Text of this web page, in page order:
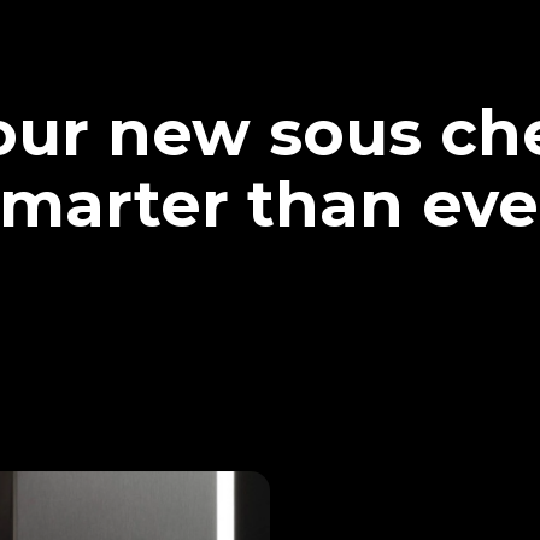
new sous
than